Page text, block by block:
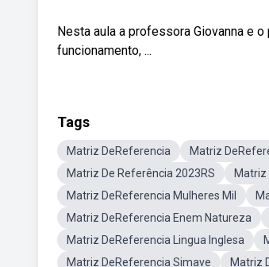
Nesta aula a professora Giovanna e
funcionamento, ...
Tags
Matriz DeReferencia Matriz
Matriz De Referência 2023RS
Matriz
Matriz DeReferencia Mulheres Mil
Matriz DeReferencia Enem Natureza
Matriz DeReferencia Lingua Inglesa
Matriz DeReferencia Simave
Matriz